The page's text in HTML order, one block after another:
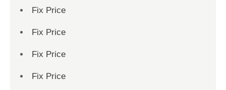
Fix Price
Fix Price
Fix Price
Fix Price